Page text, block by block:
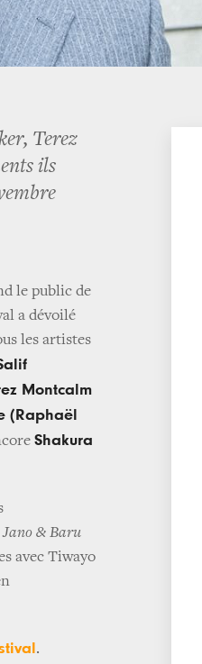
Terez
ils
le public de
a dévoilé
les artistes
Montcalm
(Raphaël
Shakura
Jano & Baru
avec Tiwayo
.